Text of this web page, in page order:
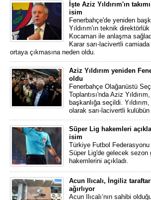
İşte Aziz Yıldırım'ın
isim
Fenerbahçe'de yeniden
Yıldırım'ın teknik
Kocaman ile anlaşma
Karar sarı-lacivertli
ortaya çıkmasına neden oldu.
Aziz Yıldırım yeniden
oldu
Fenerbahçe Olağanüstü
Toplantısı'nda Aziz
başkanlığa seçildi.
olarak sarı-lacivertli
Süper Lig hakemleri
isim
Türkiye Futbol Federasyonu
Süper Lig'de gelecek sezon
hakemlerini açıkladı.
Acun Ilıcalı, İngiliz
ağırlıyor
Acun Ilıcalı’nın sahibi